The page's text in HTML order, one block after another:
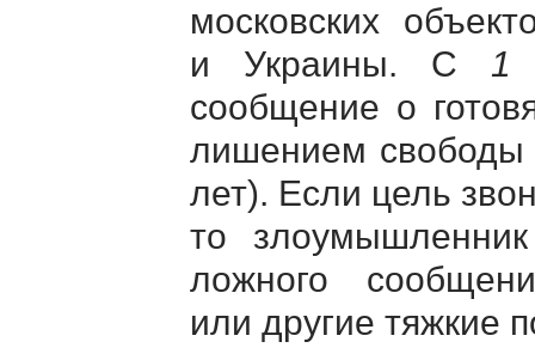
московских
и Украины. С 1
сообщение о
лишением свободы
лет). Если цель
то
ложного
или другие тяжкие